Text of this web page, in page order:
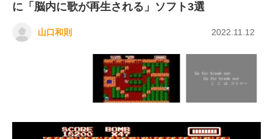
に「脳内に歌が再生される」ソフト3選
山口和則 2022.11.12